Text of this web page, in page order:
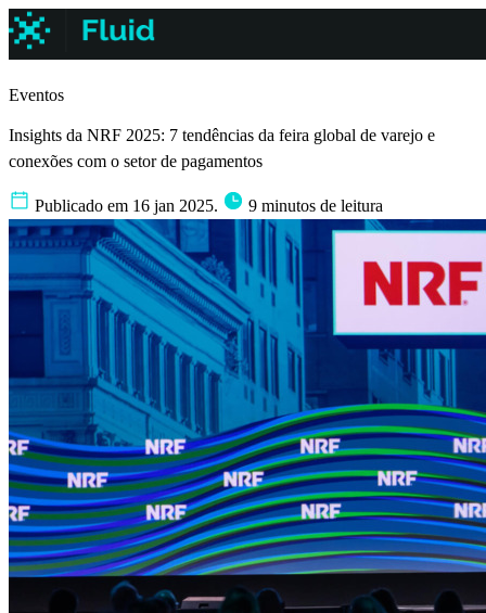
Eventos
Insights da NRF 2025: 7 tendências da feira global de varejo e
conexões com o setor de pagamentos
Publicado em 16 jan 2025. 9 minutos de leitura